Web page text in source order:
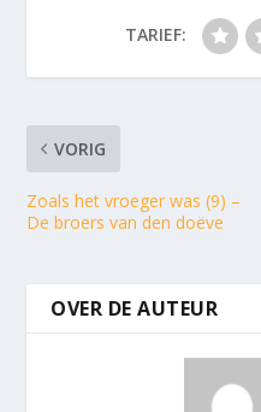
TARIEF:
VORIG
Zoals het vroeger was (9) –
De broers van den doëve
OVER DE AUTEUR